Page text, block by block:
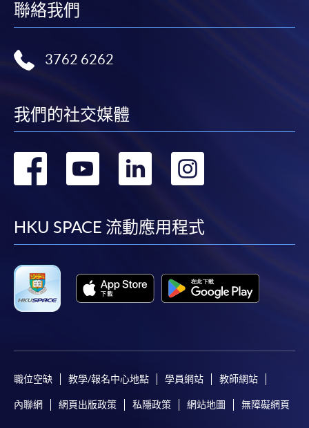
參閱報名辦法 -
名程序，建議申請人親身到學院報名中心報名，並避
除由學院裁定的特殊情況（例如課程因報名人數不足
而取消）之外，一切已繳費用概不退還。如獲學院批
以支票退款；以信用卡繳交之款項，退款將直接退還
到支付款項時使用的信用卡戶口。
除本學院網頁所列明的學費外，個別課程或有其他額
外收費，詳情請聯絡有關學科職員。
學費及學額不得轉讓他人。一經取錄，學員不得轉讀
人資料，概不負責。
若學員有意申請付款證明書，請把填妥之申請表、貼
聯絡我們
3762 6262
我們的社交媒體
轉
facebook
轉
youtube
轉
linkedin
HKU SPACE 流動應用程式
職位空缺 教學/報名中心地點 學員網站 教師網站
內聯網 網頁出版政策 私隱政策 網站地圖 無障礙網頁